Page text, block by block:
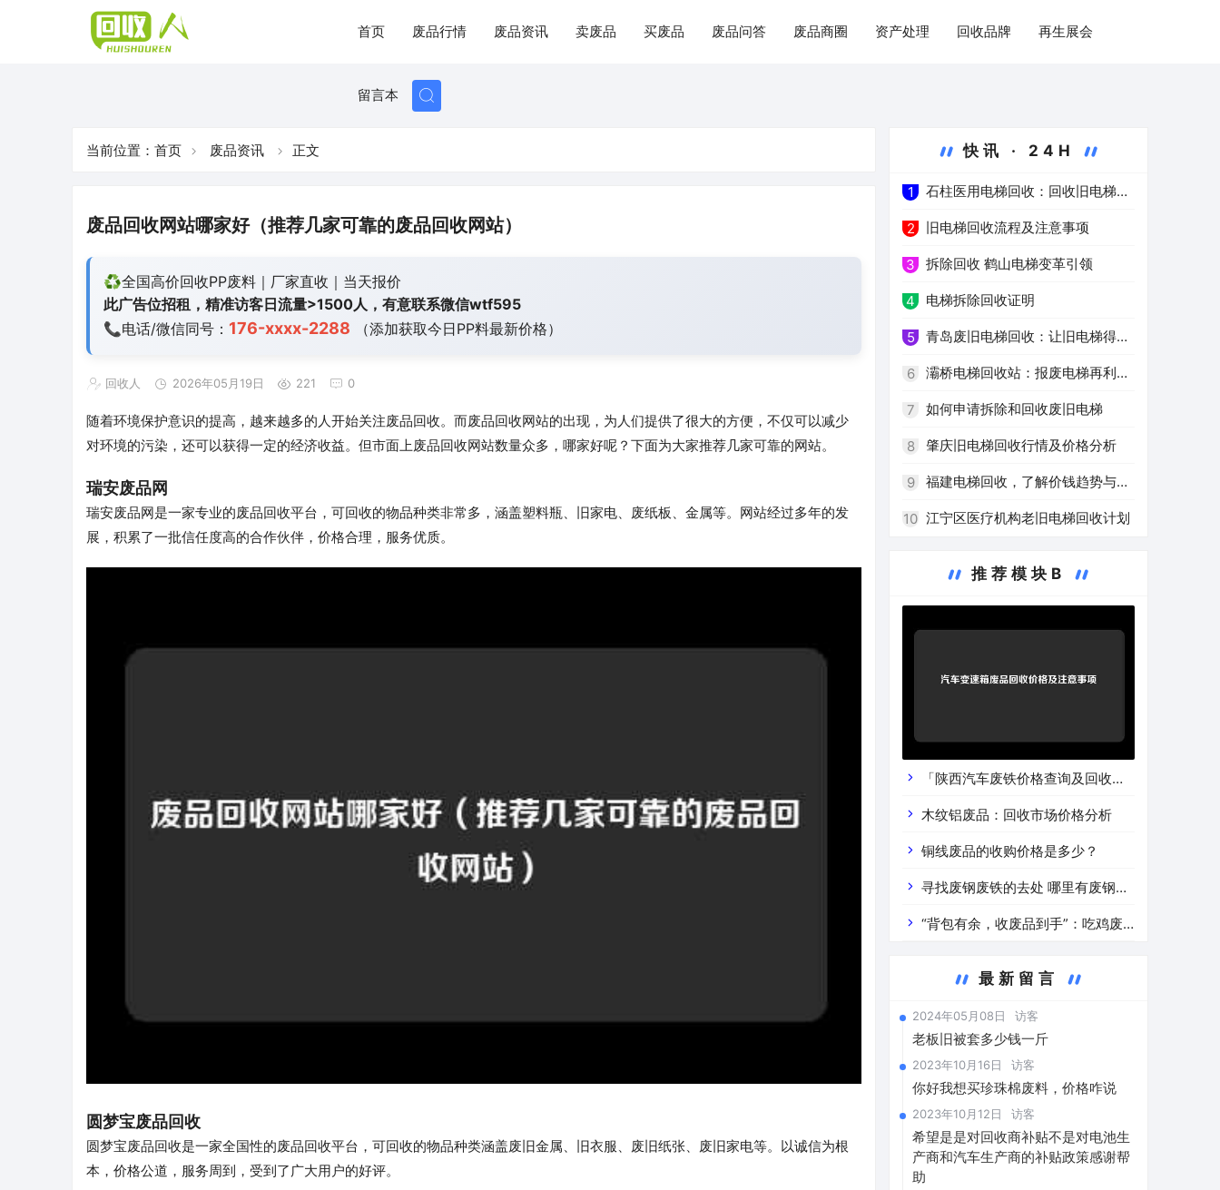
首页 废品行情 废品资讯 卖废品 买废品 废品问答 废品商圈 资产处理 回收品牌 再生展会
留言本
当前位置： 首页 废品资讯 正文
废品回收网站哪家好（推荐几家可靠的废品回收网站）
♻️全国高价回收PP废料｜厂家直收｜当天报价
此广告位招租，精准访客日流量>1500人，有意联系微信wtf595
📞电话/微信同号： 176-xxxx-2288 （添加获取今日PP料最新价格）
回收人 2026年05月19日 221 0
随着环境保护意识的提高，越来越多的人开始关注废品回收。而废品回收网站的出现，为人们提供了很大的方便，不仅可以减少
对环境的污染，还可以获得一定的经济收益。但市面上废品回收网站数量众多，哪家好呢？下面为大家推荐几家可靠的网站。
瑞安废品网
瑞安废品网是一家专业的废品回收平台，可回收的物品种类非常多，涵盖塑料瓶、旧家电、废纸板、金属等。网站经过多年的发
展，积累了一批信任度高的合作伙伴，价格合理，服务优质。
圆梦宝废品回收
圆梦宝废品回收是一家全国性的废品回收平台，可回收的物品种类涵盖废旧金属、旧衣服、废旧纸张、废旧家电等。以诚信为根
本，价格公道，服务周到，受到了广大用户的好评。
快讯 · 24H
1 石柱医用电梯回收：回收旧电梯，
推进绿色医疗
2 旧电梯回收流程及注意事项
3 拆除回收 鹤山电梯变革引领
4 电梯拆除回收证明
5 青岛废旧电梯回收：让旧电梯得到
高效再利用
6 灞桥电梯回收站：报废电梯再利用
的环保之路
7 如何申请拆除和回收废旧电梯
8 肇庆旧电梯回收行情及价格分析
9 福建电梯回收，了解价钱趋势与注
意事项
10 江宁区医疗机构老旧电梯回收计划
推荐模块B
「陕西汽车废铁价格查询及回收渠
道分析」 陕西车辆废铁价是什么
木纹铝废品：回收市场价格分析
铜线废品的收购价格是多少？
寻找废钢废铁的去处 哪里有废钢废
铁 “背包有余，收废品到手”：吃鸡废
最新留言
2024年05月08日 访客
老板旧被套多少钱一斤
2023年10月16日 访客
你好我想买珍珠棉废料，价格咋说
2023年10月12日 访客
希望是是对回收商补贴不是对电池生
产商和汽车生产商的补贴政策感谢帮
助